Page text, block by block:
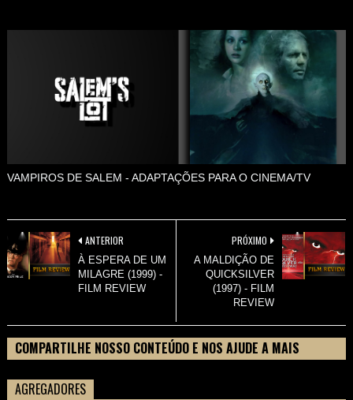
VAMPIROS DE SALEM - ADAPTAÇÕES PARA O CINEMA/TV
PRÓXIMO
A MALDIÇÃO DE
QUICKSILVER
(1997) - FILM
REVIEW
ANTERIOR
À ESPERA DE UM
MILAGRE (1999) -
FILM REVIEW
COMPARTILHE NOSSO CONTEÚDO E NOS AJUDE A MAIS
AGREGADORES